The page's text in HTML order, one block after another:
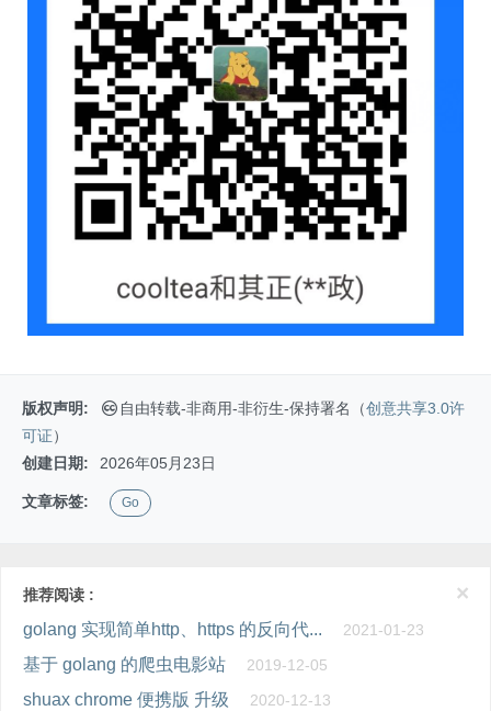
版权声明: 自由转载-非商用-非衍生-保持署名（创意共享3.0许
可证）
创建日期:
2026年05月23日
文章标签: Go
×
推荐阅读 :
golang 实现简单http、https 的反向代... 2021-01-23
基于 golang 的爬虫电影站 2019-12-05
shuax chrome 便携版 升级 2020-12-13